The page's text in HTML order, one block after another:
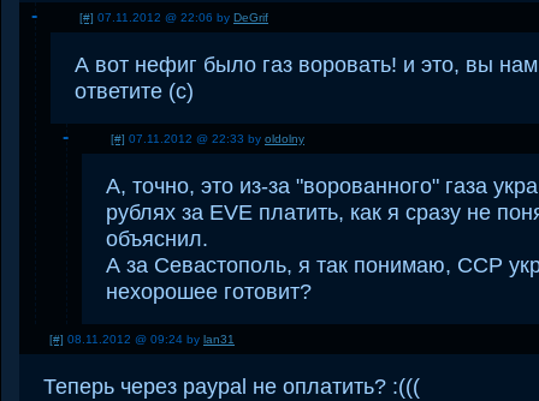
[#] 07.11.2012 @ 22:06 by DeGrif
А вот нефиг было газ воровать! и это, вы
ответите (с)
[#] 07.11.2012 @ 22:33 by oldolny
А, точно, это из-за "ворованного" газа
рублях за EVE платить, как я сразу не
объяснил.
А за Севастополь, я так понимаю, ССР
нехорошее готовит?
[#] 08.11.2012 @ 09:24 by lan31
Теперь через paypal не оплатить? :(((